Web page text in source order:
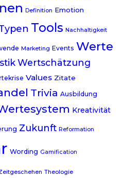
Definition Emotion
Tools Nachhaltigkeit
Marketing Events Werte
Wertschätzung
Values Zitate
Trivia Ausbildung
Kreativität
Zukunft Reformation
Wording Gamification
Theologie